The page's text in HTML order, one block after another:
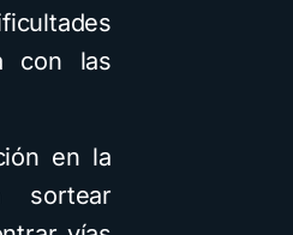
con las
en la
sortear